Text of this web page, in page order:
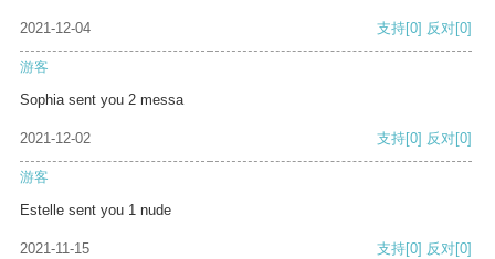
2021-12-04 支持[0] 反对[0]
游客
Sophia sent you 2 messa
2021-12-02 支持[0] 反对[0]
游客
Estelle sent you 1 nude
2021-11-15 支持[0] 反对[0]